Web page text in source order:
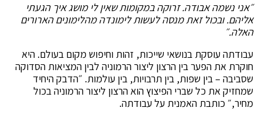
״אני נשמה אבודה. זרוקה במקומות שאין לי מושג איך הגעתי
אליהם. ובכול זאת מנסה לעשות לימונדה מהלימונים הארורים
האלה.״
עבודתה עוסקת בנושאי שייכות, זהות וחיפוש מקום בעולם. היא
חוקרת את הפער בין הרצון ליצור הרמוניה לבין המציאות הסדוקה
שסביבה – בין שפות, בין תרבויות, בין עולמות. ״הדבק היחיד
שמחזיק את כל שברי הפיצוץ הוא הרצון ליצור הרמוניה בכול
מחיר,״ כותבת האמנית על עבודתה.